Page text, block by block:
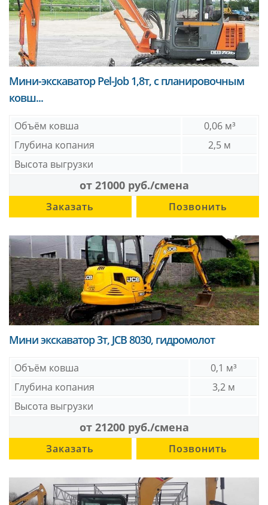
Мини-экскаватор Pel-Job 1,8т, с планировочным
ковш...
Объём ковша
0,06 м³
Глубина копания
2,5 м
Высота выгрузки
от 21000 руб./смена
Заказать Позвонить
Мини экскаватор 3т, JCB 8030, гидромолот
Объём ковша
0,1 м³
Глубина копания
3,2 м
Высота выгрузки
от 21200 руб./смена
Заказать Позвонить